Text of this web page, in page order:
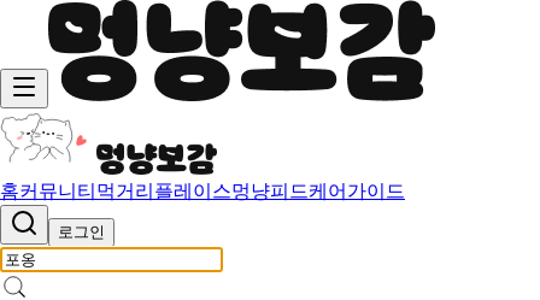
홈커뮤니티 먹거리 플레이스멍냥피드케어가이드
로그인